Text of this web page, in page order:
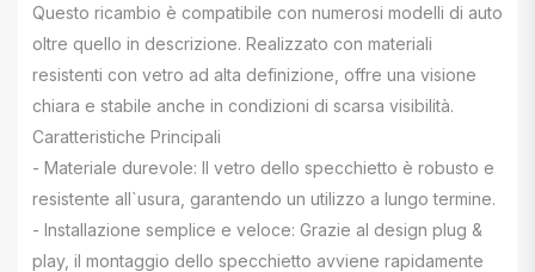
Questo ricambio è compatibile con numerosi modelli di auto
oltre quello in descrizione. Realizzato con materiali
resistenti con vetro ad alta definizione, offre una visione
chiara e stabile anche in condizioni di scarsa visibilità.
Caratteristiche Principali
- Materiale durevole: Il vetro dello specchietto è robusto e
resistente all`usura, garantendo un utilizzo a lungo termine.
- Installazione semplice e veloce: Grazie al design plug &
play, il montaggio dello specchietto avviene rapidamente